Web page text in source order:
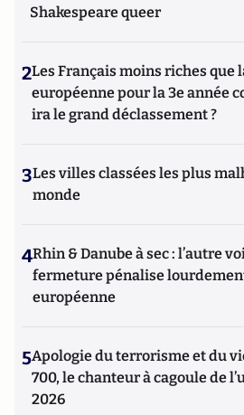
Shakespeare queer
2Les Français moins riches que
européenne pour la 3e année
ira le grand déclassement ?
3Les villes classées les plus
monde
4Rhin & Danube à sec : l’autre
fermeture pénalise
européenne
5Apologie du terrorisme et du
700, le chanteur à cagoule de
2026